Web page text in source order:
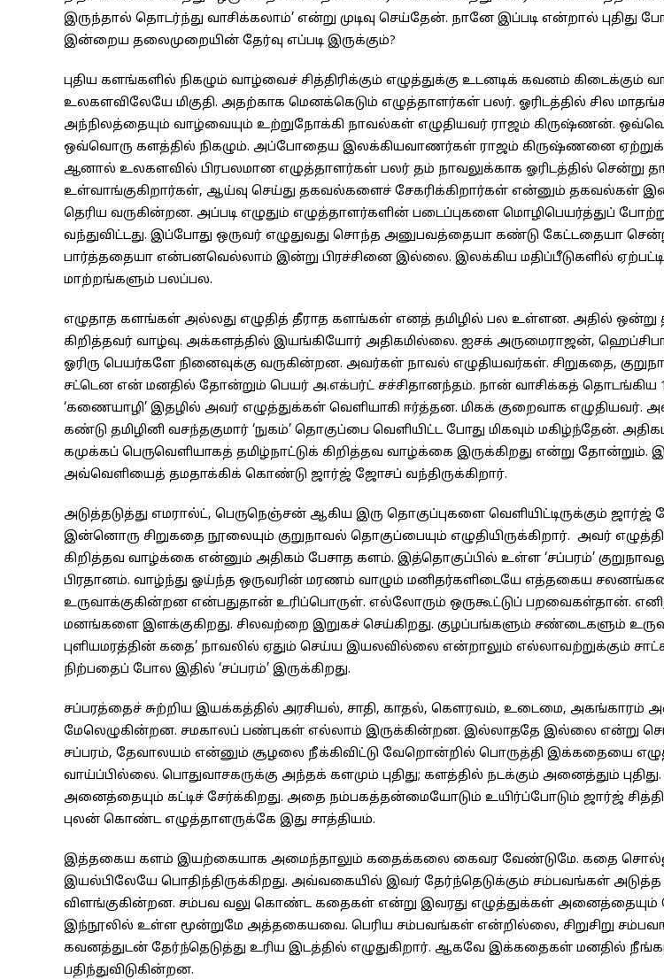
இருந்தால் தொடர்ந்து வாசிக்கலாம்’ என்று முடிவு செய்தேன். நானே இப்படி என்றால் புதிது
இன்றைய தலைமுறையின் தேர்வு எப்படி இருக்கும்?
புதிய களங்களில் நிகழும் வாழ்வைச் சித்திரிக்கும் எழுத்துக்கு உடனடிக் கவனம் கிடைக்கும்
உலகளவிலேயே மிகுதி. அதற்காக மெனக்கெடும் எழுத்தாளர்கள் பலர். ஓரிடத்தில் சில
அந்நிலத்தையும் வாழ்வையும் உற்றுநோக்கி நாவல்கள் எழுதியவர் ராஜம் கிருஷ்ணன்.
ஒவ்வொரு களத்தில் நிகழும். அப்போதைய இலக்கியவாணர்கள் ராஜம் கிருஷ்ணனை
ஆனால் உலகளவில் பிரபலமான எழுத்தாளர்கள் பலர் தம் நாவலுக்காக ஓரிடத்தில் சென்று
உள்வாங்குகிறார்கள், ஆய்வு செய்து தகவல்களைச் சேகரிக்கிறார்கள் என்னும் தகவல்கள்
தெரிய வருகின்றன. அப்படி எழுதும் எழுத்தாளர்களின் படைப்புகளை மொழிபெயர்த்துப்
வந்துவிட்டது. இப்போது ஒருவர் எழுதுவது சொந்த அனுபவத்தையா கண்டு கேட்டதையா
பார்த்ததையா என்பனவெல்லாம் இன்று பிரச்சினை இல்லை. இலக்கிய மதிப்பீடுகளில்
மாற்றங்களும் பலப்பல.
எழுதாத களங்கள் அல்லது எழுதித் தீராத களங்கள் எனத் தமிழில் பல உள்ளன. அதில் ஒன்று
கிறித்தவர் வாழ்வு. அக்களத்தில் இயங்கியோர் அதிகமில்லை. ஐசக் அருமைராஜன்,
ஓரிரு பெயர்களே நினைவுக்கு வருகின்றன. அவர்கள் நாவல் எழுதியவர்கள். சிறுகதை,
சட்டென என் மனதில் தோன்றும் பெயர் அ.எக்பர்ட் சச்சிதானந்தம். நான் வாசிக்கத் தொடங்கிய
‘கணையாழி’ இதழில் அவர் எழுத்துக்கள் வெளியாகி ஈர்த்தன. மிகக் குறைவாக
கண்டு தமிழினி வசந்தகுமார் ‘நுகம்’ தொகுப்பை வெளியிட்ட போது மிகவும் மகிழ்ந்தேன்.
கமுக்கப் பெருவெளியாகத் தமிழ்நாட்டுக் கிறித்தவ வாழ்க்கை இருக்கிறது என்று தோன்றும்.
அவ்வெளியைத் தமதாக்கிக் கொண்டு ஜார்ஜ் ஜோசப் வந்திருக்கிறார்.
அடுத்தடுத்து எமரால்ட், பெருநெஞ்சன் ஆகிய இரு தொகுப்புகளை வெளியிட்டிருக்கும்
இன்னொரு சிறுகதை நூலையும் குறுநாவல் தொகுப்பையும் எழுதியிருக்கிறார். அவர்
கிறித்தவ வாழ்க்கை என்னும் அதிகம் பேசாத களம். இத்தொகுப்பில் உள்ள ‘சப்பரம்’
பிரதானம். வாழ்ந்து ஓய்ந்த ஒருவரின் மரணம் வாழும் மனிதர்களிடையே எத்தகைய
உருவாக்குகின்றன என்பதுதான் உரிப்பொருள். எல்லோரும் ஒருகூட்டுப் பறவைகள்தான்.
மனங்களை இளக்குகிறது. சிலவற்றை இறுகச் செய்கிறது. குழப்பங்களும் சண்டைகளும்
புளியமரத்தின் கதை’ நாவலில் ஏதும் செய்ய இயலவில்லை என்றாலும் எல்லாவற்றுக்கும்
நிற்பதைப் போல இதில் ‘சப்பரம்’ இருக்கிறது.
சப்பரத்தைச் சுற்றிய இயக்கத்தில் அரசியல், சாதி, காதல், கௌரவம், உடைமை, அகங்காரம்
மேலெழுகின்றன. சமகாலப் பண்புகள் எல்லாம் இருக்கின்றன. இல்லாததே இல்லை என்று
சப்பரம், தேவாலயம் என்னும் சூழலை நீக்கிவிட்டு வேறொன்றில் பொருத்தி இக்கதையை
வாய்ப்பில்லை. பொதுவாசகருக்கு அந்தக் களமும் புதிது; களத்தில் நடக்கும் அனைத்தும்
அனைத்தையும் கட்டிச் சேர்க்கிறது. அதை நம்பகத்தன்மையோடும் உயிர்ப்போடும் ஜார்ஜ்
புலன் கொண்ட எழுத்தாளருக்கே இது சாத்தியம்.
இத்தகைய களம் இயற்கையாக அமைந்தாலும் கதைக்கலை கைவர வேண்டுமே. கதை
இயல்பிலேயே பொதிந்திருக்கிறது. அவ்வகையில் இவர் தேர்ந்தெடுக்கும் சம்பவங்கள் அடுத்த
விளங்குகின்றன. சம்பவ வலு கொண்ட கதைகள் என்று இவரது எழுத்துக்கள் அனைத்தையும்
இந்நூலில் உள்ள மூன்றுமே அத்தகையவை. பெரிய சம்பவங்கள் என்றில்லை, சிறுசிறு
கவனத்துடன் தேர்ந்தெடுத்து உரிய இடத்தில் எழுதுகிறார். ஆகவே இக்கதைகள் மனதில்
பதிந்துவிடுகின்றன.